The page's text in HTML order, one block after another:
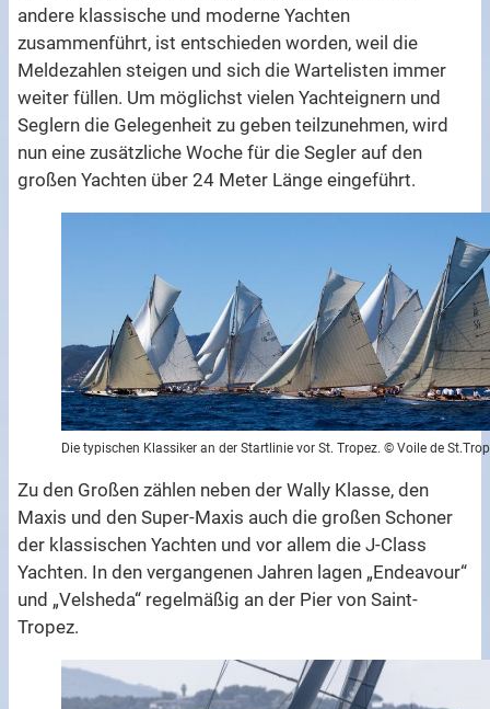
andere klassische und moderne Yachten
zusammenführt, ist entschieden worden, weil die
Meldezahlen steigen und sich die Wartelisten immer
weiter füllen. Um möglichst vielen Yachteignern und
Seglern die Gelegenheit zu geben teilzunehmen, wird
nun eine zusätzliche Woche für die Segler auf den
großen Yachten über 24 Meter Länge eingeführt.
Die typischen Klassiker an der Startlinie vor St. Tropez. © Voile de
Zu den Großen zählen neben der Wally Klasse, den
Maxis und den Super-Maxis auch die großen Schoner
der klassischen Yachten und vor allem die J-Class
Yachten. In den vergangenen Jahren lagen „Endeavour“
und „Velsheda“ regelmäßig an der Pier von Saint-
Tropez.